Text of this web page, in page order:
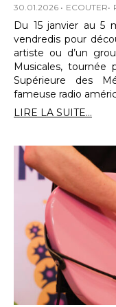
30.01.2026 ECOUTER
Du 15 janvier au 5
vendredis pour
artiste ou d’un
Musicales, tournée
Supérieure des
fameuse radio
LIRE LA SUITE...